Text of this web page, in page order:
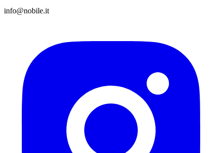
info@nobile.it